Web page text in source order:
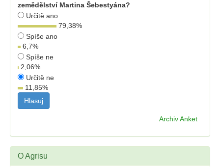
zemědělství Martina Šebestyána?
Určitě ano
79,38%
Spíše ano
6,7%
Spíše ne
2,06%
Určitě ne
11,85%
Archiv Anket
O Agrisu